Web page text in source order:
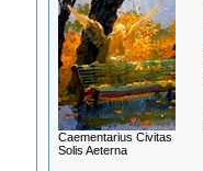
Сaementarius Civitas
Solis Aeterna